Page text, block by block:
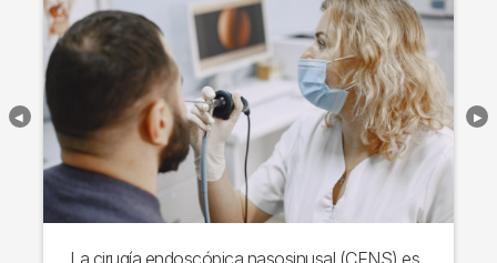
La cirugía endoscópica nasosinusal (CENS) es